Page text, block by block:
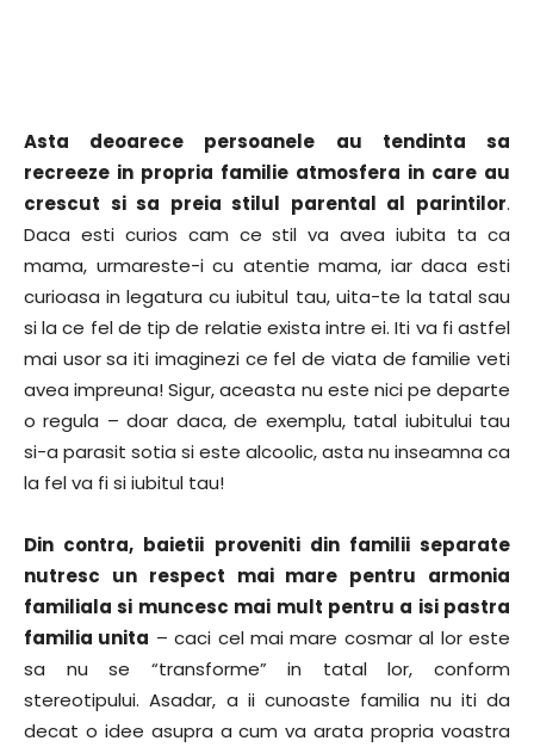
Asta deoarece persoanele au tendinta sa
recreeze in propria familie atmosfera in care au
crescut si sa preia stilul parental al parintilor.
Daca esti curios cam ce stil va avea iubita ta ca
mama, urmareste-i cu atentie mama, iar daca esti
curioasa in legatura cu iubitul tau, uita-te la tatal sau
si la ce fel de tip de relatie exista intre ei. Iti va fi astfel
mai usor sa iti imaginezi ce fel de viata de familie veti
avea impreuna! Sigur, aceasta nu este nici pe departe
o regula – doar daca, de exemplu, tatal iubitului tau
si-a parasit sotia si este alcoolic, asta nu inseamna ca
la fel va fi si iubitul tau!
Din contra, baietii proveniti din familii separate
nutresc un respect mai mare pentru armonia
familiala si muncesc mai mult pentru a isi pastra
familia unita – caci cel mai mare cosmar al lor este
sa nu se “transforme” in tatal lor, conform
stereotipului. Asadar, a ii cunoaste familia nu iti da
decat o idee asupra a cum va arata propria voastra